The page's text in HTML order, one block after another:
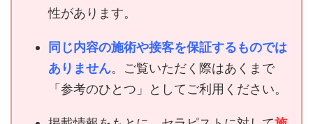
性があります。
同じ内容の施術や接客を保証するものでは
ありません。ご覧いただく際はあくまで
「参考のひとつ」としてご利用ください。